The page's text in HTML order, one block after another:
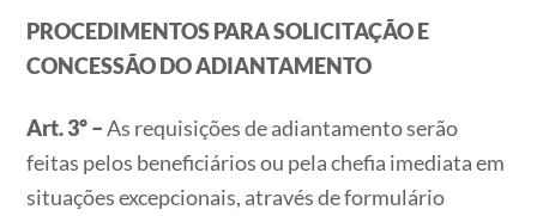
PROCEDIMENTOS PARA SOLICITAÇÃO E
CONCESSÃO DO ADIANTAMENTO
Art. 3º –As requisições de adiantamento serão
feitas pelos beneficiários ou pela chefia imediata em
situações excepcionais, através de formulário